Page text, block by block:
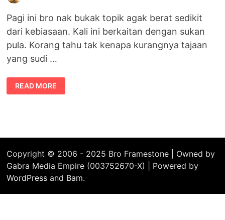
Pagi ini bro nak bukak topik agak berat sedikit
dari kebiasaan. Kali ini berkaitan dengan sukan
pula. Korang tahu tak kenapa kurangnya tajaan
yang sudi …
KENAPA
DUNHILL
SPONSOR
READ MORE
Copyright © 2006 - 2025 Bro Framestone | Owned by
Gabra Media Empire (003752670-X) | Powered by
WordPress and Bam.